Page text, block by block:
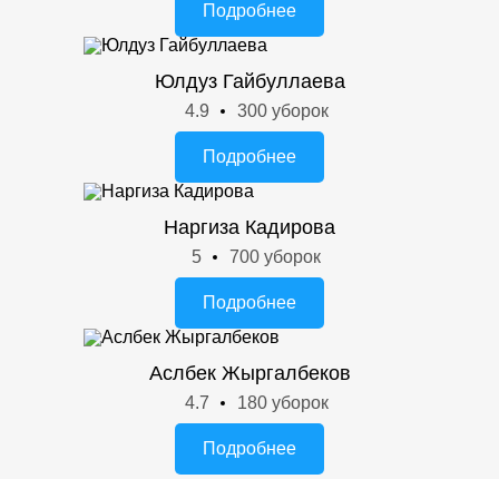
Подробнее
Юлдуз Гайбуллаева
4.9 300 уборок
Подробнее
Наргиза Кадирова
5 700 уборок
Подробнее
Аслбек Жыргалбеков
4.7 180 уборок
Подробнее